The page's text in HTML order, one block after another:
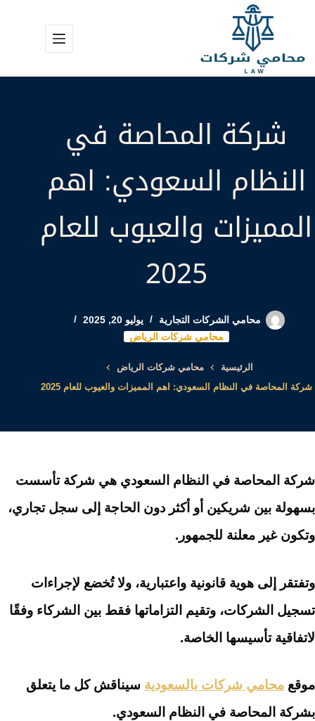
شركة المحاصة في
النظام السعودي: اهم
المميزات والعيوب للعام
2025
محامي الشركات التجارية
يوليو 20, 2025
محامي شركات الرياض
الرئيسية
محامي شركات الرياض
شركة المحاصة في النظام السعودي: اهم المميزات والعيوب للعام 2025
شركة المحاصة في النظام السعودي هي شركة تأسست
بسهولة بين شريكين أو أكثر دون الحاجة إلى سجل تجاري،
وتكون غير معلنة للجمهور.
وتفتقر إلى هوية قانونية واعتبارية، ولا تُخضع لإجراءات
تسجيل الشركات، وتقيم التزاماتها فقط بين الشركاء وفقًا
لاتفاقية تأسيسها الخاصة.
موقع محامي شركات بالسعودية سيناقش كل ما يتعلق
بشركة المحاصة في النظام السعودي.